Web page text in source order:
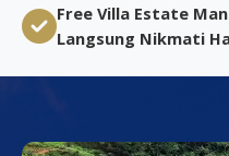
Free Villa Estate
Langsung Nikmati